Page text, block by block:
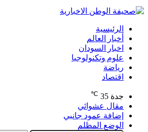
الرئيسية
أخبار العالم
اخبار السودان
علوم وتكنولوجيا
رياضة
اقتصاد
جدة 35
℃
مقال عشوائي
إضافة عمود جانبي
الوضع المظلم